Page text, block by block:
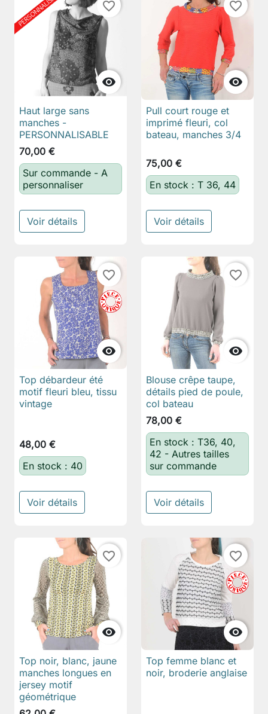

favorite_border
Haut large sans
manches -
PERSONNALISABLE
70,00 €
Sur commande - A
personnaliser
Voir détails

favorite_border
Pull court rouge et
imprimé fleuri, col
bateau, manches 3/4
75,00 €
En stock : T 36, 44
Voir détails

favorite_border
Top débardeur été
motif fleuri bleu, tissu
vintage
48,00 €
En stock : 40
Voir détails

favorite_border
Blouse crêpe taupe,
détails pied de poule,
col bateau
78,00 €
En stock : T36, 40,
42 - Autres tailles
sur commande
Voir détails

favorite_border
Top noir, blanc, jaune
manches longues en
jersey motif
géométrique

favorite_border
Top femme blanc et
noir, broderie anglaise